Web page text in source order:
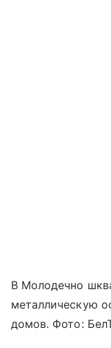
В Молодечно
металлическую
домов. Фото: